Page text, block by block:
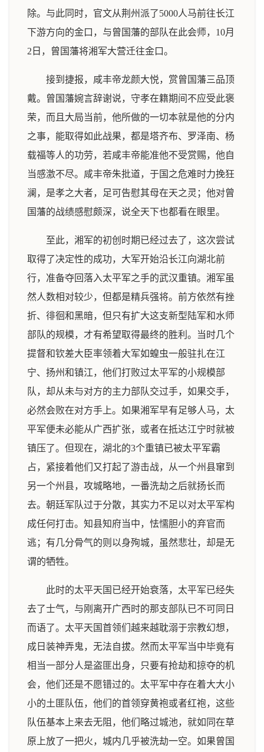
除。与此同时，官文从荆州派了5000人马前往长江
下游方向的金口，与曾国藩的部队在此会师，10月
2日，曾国藩将湘军大营迁往金口。
接到捷报，咸丰帝龙颜大悦，赏曾国藩三品顶
戴。曾国藩婉言辞谢说，守孝在籍期间不应受此褒
荣，而且大局当前，他所做的一切本就是他的分内
之事，能取得如此战果，都是塔齐布、罗泽南、杨
载福等人的功劳，若咸丰帝能准他不受赏赐，他自
当感激不尽。咸丰帝朱批道，于国之危难时力挽狂
澜，是孝之大者，足可告慰其母在天之灵；他对曾
国藩的战绩感慰颇深，说全天下也都看在眼里。
至此，湘军的初创时期已经过去了，这次尝试
取得了决定性的成功，大军开始沿长江向湖北前
行，准备夺回落入太平军之手的武汉重镇。湘军虽
然人数相对较少，但都是精兵强将。前方依然有挫
折、徘徊和黑暗，但只有扩大这支新型陆军和水师
部队的规模，才有希望取得最终的胜利。当时几个
提督和钦差大臣率领着大军如蝗虫一般驻扎在江
宁、扬州和镇江，他们打败过太平军的小规模部
队，却从未与对方的主力部队交过手，如果交手，
必然会败在对方手上。如果湘军早有足够人马，太
平军便未必能从广西扩张，或者在抵达江宁时就被
镇压了。但现在，湖北的3个重镇已被太平军霸
占，紧接着他们又打起了游击战，从一个州县窜到
另一个州县，攻城略地，一番洗劫之后就扬长而
去。朝廷军队过于分散，其实力不足以对太平军构
成任何打击。知县知府当中，怯懦胆小的弃官而
逃；有几分骨气的则以身殉城，虽然悲壮，却是无
谓的牺牲。
此时的太平天国已经开始衰落，太平军已经失
去了士气，与刚离开广西时的那支部队已不可同日
而语了。太平天国首领们越来越耽溺于宗教幻想，
成日装神弄鬼，无法自拔。然而太平军当中毕竟有
相当一部分人是盗匪出身，只要有抢劫和掠夺的机
会，他们还是不愿错过的。太平军中存在着大大小
小的土匪队伍，他们的首领穿黄袍或者红袍，这些
队伍基本上来去无阻，他们略过城池，就如同在草
原上放了一把火，城内几乎被洗劫一空。如果曾国